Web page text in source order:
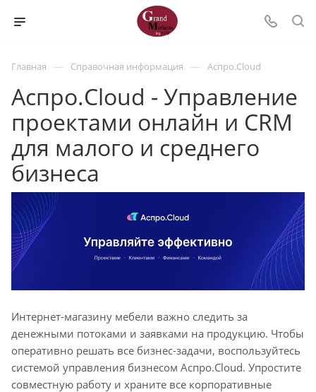
Главная — Справочная информация — Аспро.Cloud
Аспро.Cloud - Управление
проектами онлайн и CRM
для малого и среднего
бизнеса
Интернет-магазину мебели важно следить за
денежными потоками и заявками на продукцию. Чтобы
оперативно решать все бизнес-задачи, воспользуйтесь
системой управления бизнесом Аспро.Cloud. Упростите
совместную работу и храните все корпоративные